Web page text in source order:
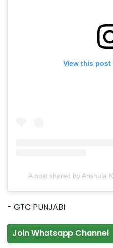
View this post
A post shared by Anshula
- GTC PUNJABI
Join Whatsapp Channel